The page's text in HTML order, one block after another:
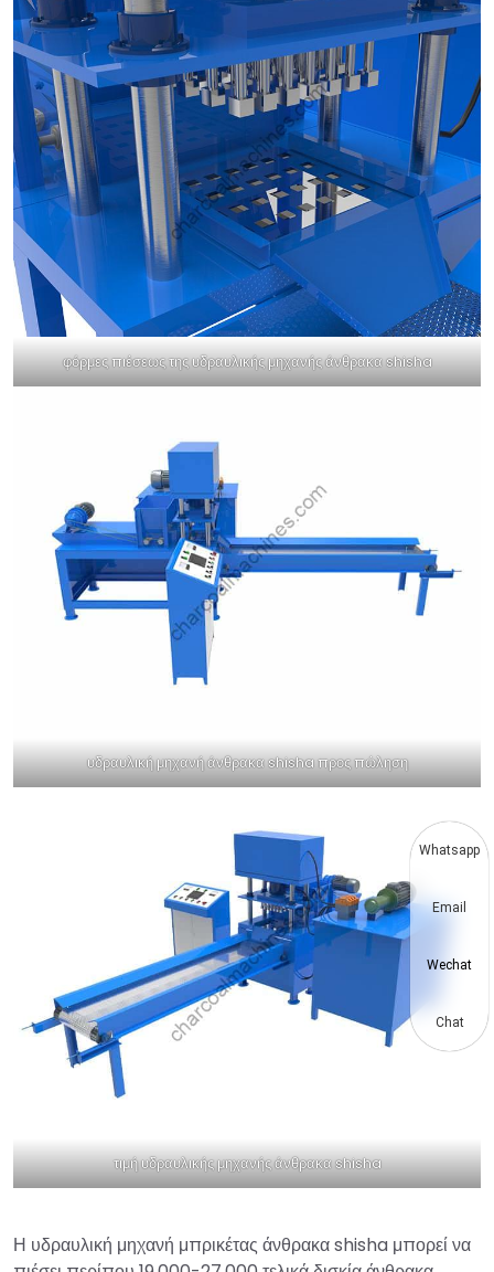
φόρμες πιέσεως της υδραυλικής μηχανής άνθρακα shisha
υδραυλική μηχανή άνθρακα shisha προς πώληση
τιμή υδραυλικής μηχανής άνθρακα shisha
Η υδραυλική μηχανή μπρικέτας άνθρακα shisha μπορεί να
Whatsapp
Email
Wechat
Chat